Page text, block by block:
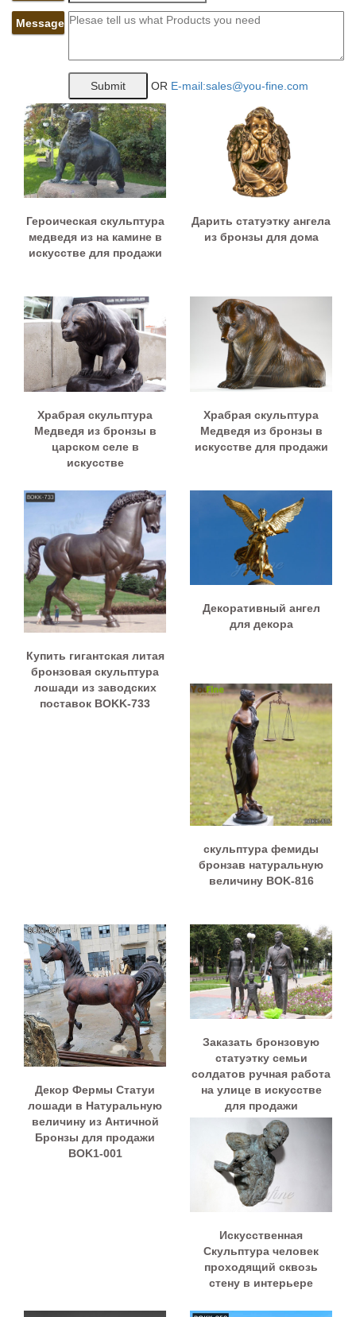
Message
OR E-mail:sales@you-fine.com
Героическая скульптура
медведя из на камине в
искусстве для продажи
Дарить статуэтку ангела
из бронзы для дома
Храбрая скульптура
Медведя из бронзы в
царском селе в
искусстве
Храбрая скульптура
Медведя из бронзы в
искусстве для продажи
Купить гигантская литая
бронзовая скульптура
лошади из заводских
поставок BOKK-733
Декоративный ангел
для декора
скульптура фемиды
бронзав натуральную
величину BOK-816
Декор Фермы Статуи
лошади в Натуральную
величину из Античной
Бронзы для продажи
BOK1-001
Заказать бронзовую
статуэтку семьи
солдатов ручная работа
на улице в искусстве
для продажи
Искусственная
Скульптура человек
проходящий сквозь
стену в интерьере